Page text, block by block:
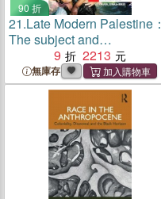
90 折
21.Late Modern Palestine：
The subject and
representation of the second
intifada
9 2213
無庫存